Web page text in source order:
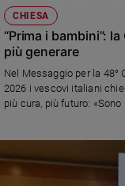
giorno
Società
e
valori
Ambiente
Diritti
CHIESA
“Prima i bambini”:
più generare
Nel Messaggio per la 48°
2026 i vescovi italiani
più cura, più futuro: